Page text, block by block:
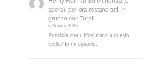
spera), per ora restano tutti in
gruppo con Turati
5 Agosto 2026
Possibile che u tifosi siano a questo
livello? Io mi dissocio.